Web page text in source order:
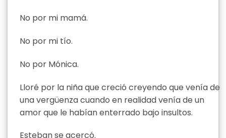
No por mi mamá.
No por mi tío.
No por Mónica.
Lloré por la niña que creció creyendo que venía de
una vergüenza cuando en realidad venía de un
amor que le habían enterrado bajo insultos.
Esteban se acercó.